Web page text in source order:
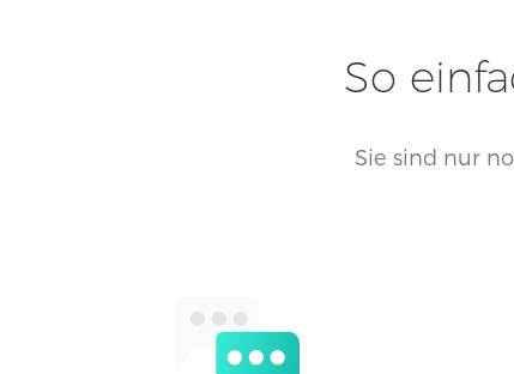
So
Sie sind nur